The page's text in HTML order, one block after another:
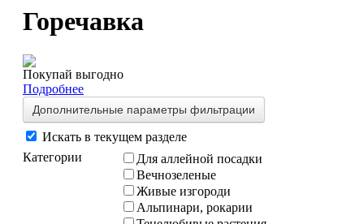
Горечавка
Покупай выгодно
Подробнее
Дополнительные параметры фильтрации
Искать в текущем разделе
Категории
Для аллейной посадки
Вечнозеленые
Живые изгороди
Альпинари, рокарии